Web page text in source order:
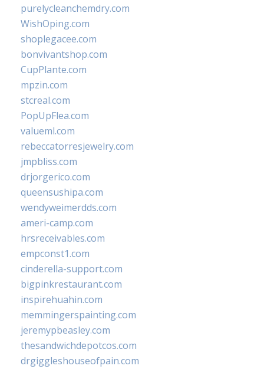
purelycleanchemdry.com
WishOping.com
shoplegacee.com
bonvivantshop.com
CupPlante.com
mpzin.com
stcreal.com
PopUpFlea.com
valueml.com
rebeccatorresjewelry.com
jmpbliss.com
drjorgerico.com
queensushipa.com
wendyweimerdds.com
ameri-camp.com
hrsreceivables.com
empconst1.com
cinderella-support.com
bigpinkrestaurant.com
inspirehuahin.com
memmingerspainting.com
jeremypbeasley.com
thesandwichdepotcos.com
drgiggleshouseofpain.com